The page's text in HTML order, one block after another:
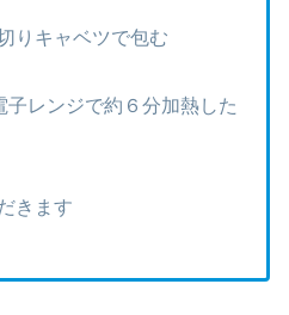
りキャベツで包む
レンジで約６分加熱した
きます